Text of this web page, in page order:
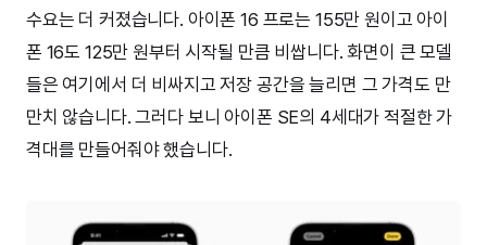
수요는 더 커졌습니다. 아이폰 16 프로는 155만 원이고 아이
폰 16도 125만 원부터 시작될 만큼 비쌉니다. 화면이 큰 모델
들은 여기에서 더 비싸지고 저장 공간을 늘리면 그 가격도 만
만치 않습니다. 그러다 보니 아이폰 SE의 4세대가 적절한 가
격대를 만들어줘야 했습니다.